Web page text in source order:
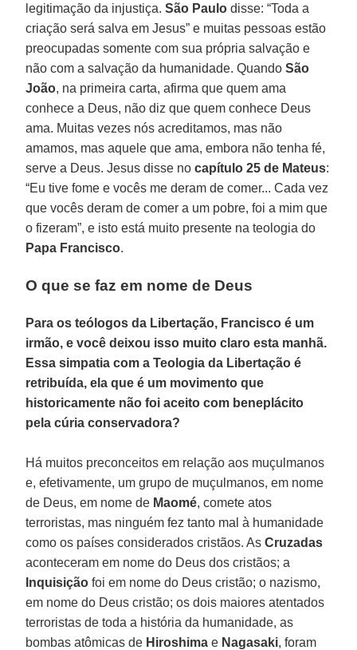
legitimação da injustiça.São Paulo disse: “Toda a
criação será salva em Jesus” e muitas pessoas estão
preocupadas somente com sua própria salvação e
não com a salvação da humanidade. QuandoSão
João, na primeira carta, afirma que quem ama
conhece a Deus, não diz que quem conhece Deus
ama. Muitas vezes nós acreditamos, mas não
amamos, mas aquele que ama, embora não tenha fé,
serve a Deus. Jesus disse nocapítulo 25 de Mateus:
“Eu tive fome e vocês me deram de comer... Cada vez
que vocês deram de comer a um pobre, foi a mim que
o fizeram”, e isto está muito presente na teologia do
Papa Francisco.
O que se faz em nome de Deus
Para os teólogos da Libertação, Francisco é um
irmão, e você deixou isso muito claro esta manhã.
Essa simpatia com a Teologia da Libertação é
retribuída, ela que é um movimento que
historicamente não foi aceito com beneplácito
pela cúria conservadora?
Há muitos preconceitos em relação aos muçulmanos
e, efetivamente, um grupo de muçulmanos, em nome
de Deus, em nome de Maomé, comete atos
terroristas, mas ninguém fez tanto mal à humanidade
como os países considerados cristãos. AsCruzadas
aconteceram em nome do Deus dos cristãos; a
Inquisição foi em nome do Deus cristão; o nazismo,
em nome do Deus cristão; os dois maiores atentados
terroristas de toda a história da humanidade, as
bombas atômicas de Hiroshima e Nagasaki, foram